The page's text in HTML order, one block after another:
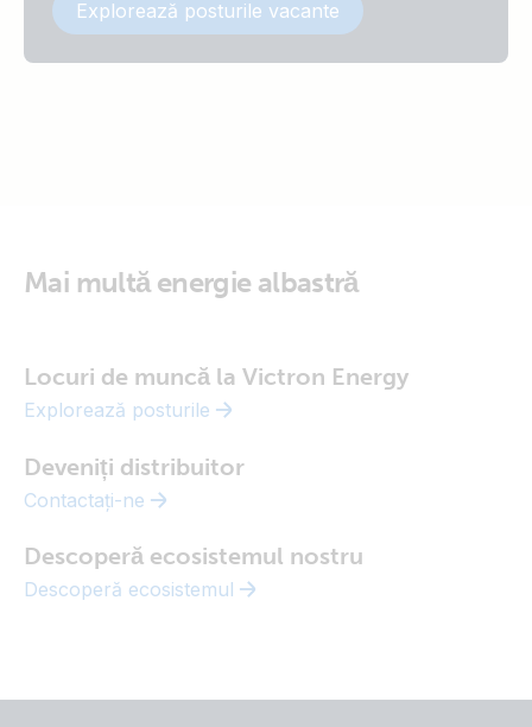
Explorează posturile vacante
Mai multă energie albastră
Locuri de muncă la Victron Energy
Explorează posturile
Deveniți distribuitor
Contactați-ne
Descoperă ecosistemul nostru
Descoperă ecosistemul